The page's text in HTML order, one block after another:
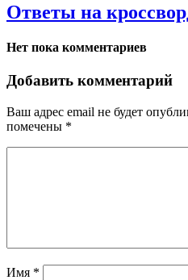
Ответы на
Нет пока комментариев
Добавить комментарий
Ваш адрес email не будет
помечены *
Имя *